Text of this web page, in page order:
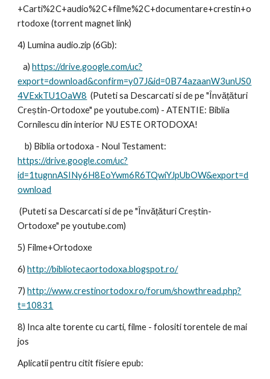
+Carti%2C+audio%2C+filme%2C+documentare+crestin+o
rtodoxe (torrent magnet link)
4) Lumina audio.zip (6Gb):
   a)
https://drive.google.com/uc?
export=download&confirm=y07J&id=0B74azaanW3unUS0
4VExkTU1OaW8
  (Puteti sa Descarcati si de pe "Învățături
Creștin-Ortodoxe" pe youtube.com) - ATENTIE: Biblia
Cornilescu din interior NU ESTE ORTODOXA!
https://drive.google.com/uc?
id=1tugnnASINy6H8EoYwm6R6TQwiYJpUbOW&export=d
ownload
(Puteti sa Descarcati si de pe "Învățături Creștin-
Ortodoxe" pe youtube.com)
5) Filme+Ortodoxe
6) http://bibliotecaortodoxa.blogspot.ro/
7) http://www.crestinortodox.ro/forum/showthread.php?
t=10831
8) Inca alte torente cu carti, filme - folositi torentele de mai
jos
Aplicatii pentru citit fisiere epub: